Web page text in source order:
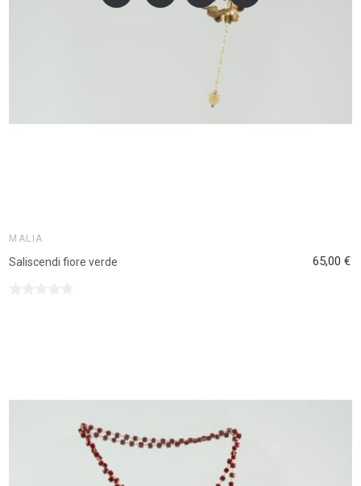
MALIA
Saliscendi fiore verde 65,00 €